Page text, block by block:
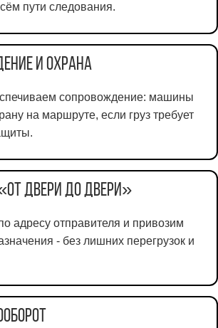
пути следования.
и охрана
сопровождение: машины
на маршруте, если груз требует
двери до двери»
адресу отправителя и привозим
- без лишних перегрузок и